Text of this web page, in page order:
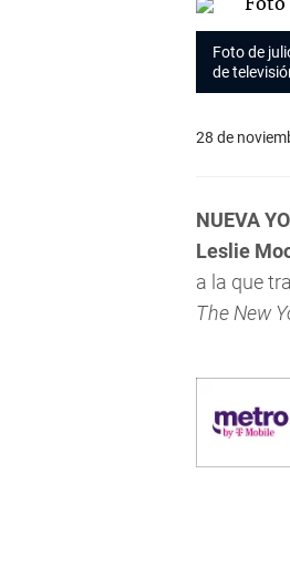
Foto de
de
28 de
NUEVA
Leslie
a la que
The New